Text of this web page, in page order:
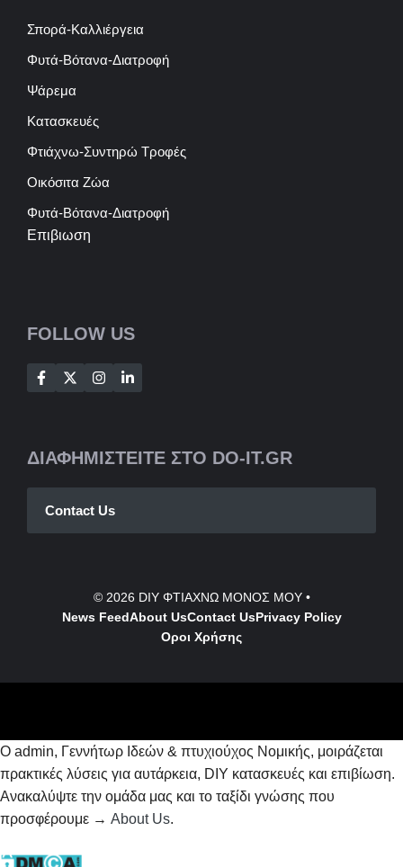
Σπορά-Καλλιέργεια
Φυτά-Βότανα-Διατροφή
Ψάρεμα
Κατασκευές
Φτιάχνω-Συντηρώ Τροφές
Οικόσιτα Ζώα
Φυτά-Βότανα-Διατροφή
Επιβιωση
FOLLOW US
ΔΙΑΦΗΜΙΣΤΕΙΤΕ ΣΤΟ DO-IT.GR
Contact Us
© 2026 DIY ΦΤΙΑΧΝΩ ΜΟΝΟΣ ΜΟΥ•
News FeedAbout UsContactUsPrivacy Policy
Οροι Χρήσης
Ο admin, Γεννήτωρ Ιδεών & πτυχιούχος Νομικής, μοιράζεται
πρακτικές λύσεις για αυτάρκεια, DIY κατασκευές και επιβίωση.
Ανακαλύψτε την ομάδα μας και το ταξίδι γνώσης που
προσφέρουμε → About Us.